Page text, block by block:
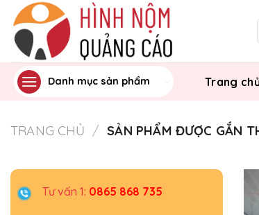
Skip
content
Danh mục sản phẩm Trang
TRANG CHỦ / SẢN PHẨM ĐƯỢC GẮN
Tư vấn 1: 0865 868 735